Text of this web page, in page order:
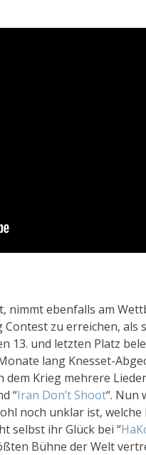
nimmt ebenfalls am
zu erreichen, als
13. und letzten Platz
lang Knesset-
dem Krieg mehrere
“Iran Don’t Shoot“. Nun
noch unklar ist, welche
selbst ihr Glück bei “
Bühne der Welt